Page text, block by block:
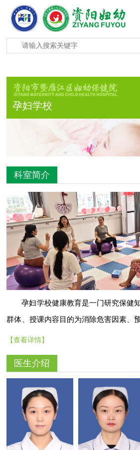
孕妇学校
科室简介
孕妇学校健康教育是一门研究保健
群体、授课内容目的为消除危害因素、
学，通过有计划的宣教内容，按孕前、
改善和促进个体健康及家庭健康。学校
互动式教学，内容丰富多彩、结....
【查看详情】
医生介绍